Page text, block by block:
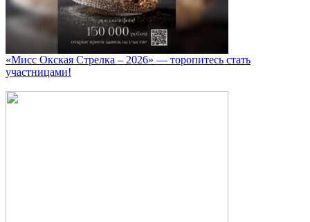
«Мисс Окская Стрелка – 2026» — торопитесь стать
участницами!